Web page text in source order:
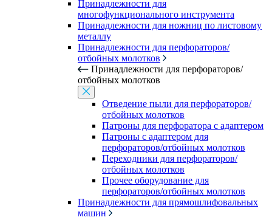
Принадлежности для
многофункционального инструмента
Принадлежности для ножниц по листовому
металлу
Принадлежности для перфораторов/
отбойных молотков
Принадлежности для перфораторов/
отбойных молотков
Отведение пыли для перфораторов/
отбойных молотков
Патроны для перфоратора с адаптером
Патроны с адаптером для
перфораторов/отбойных молотков
Переходники для перфораторов/
отбойных молотков
Прочее оборудование для
перфораторов/отбойных молотков
Принадлежности для прямошлифовальных
машин